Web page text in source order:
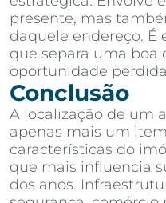
presente, mas
daquele endereço. É
que separa uma boa
oportunidade
Conclusão
A localização de um
apenas mais um
características do
que mais influencia
dos anos.